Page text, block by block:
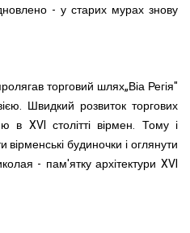
- у старих мурах знову
торговий шлях„Віа Регія"
Швидкий розвиток торгових
в XVI столітті вірмен. Тому і
будиночки і оглянути
- пам'ятку архітектури XVI